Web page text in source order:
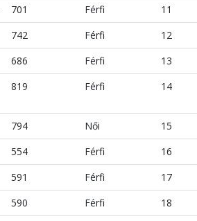
701 Férfi
11
742 Férfi
12
686 Férfi
13
819 Férfi 14
794 Női
15
554 Férfi
16
591 Férfi
17
590 Férfi
18